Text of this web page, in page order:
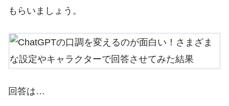
もらいましょう。
回答は…